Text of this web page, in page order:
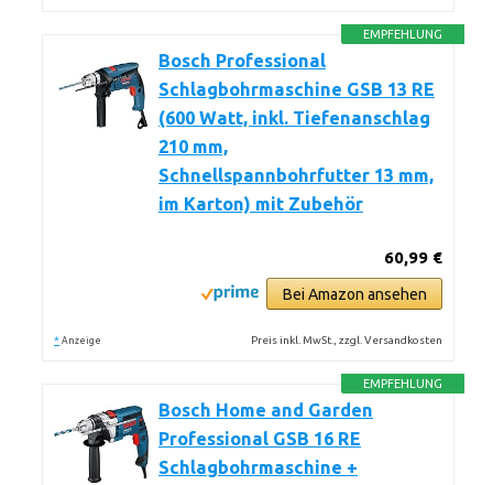
EMPFEHLUNG
Bosch Professional
Schlagbohrmaschine GSB 13 RE
(600 Watt, inkl. Tiefenanschlag
210 mm,
Schnellspannbohrfutter 13 mm,
im Karton) mit Zubehör
60,99 €
Bei Amazon ansehen
* Anzeige Preis inkl. MwSt., zzgl. Versandkosten
EMPFEHLUNG
Bosch Home and Garden
Professional GSB 16 RE
Schlagbohrmaschine +